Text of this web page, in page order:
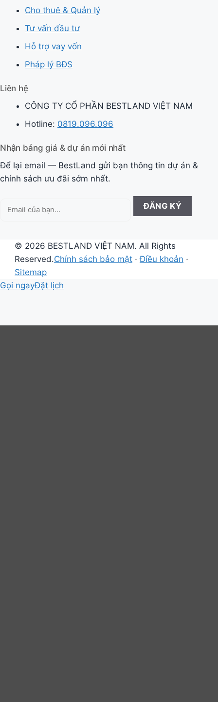
Cho thuê & Quản lý
Tư vấn đầu tư
Hỗ trợ vay vốn
Pháp lý BĐS
Liên hệ
CÔNG TY CỔ PHẦN BESTLAND VIỆT NAM
Hotline: 0819.096.096
Nhận bảng giá & dự án mới nhất
Để lại email — BestLand gửi bạn thông tin dự án &
chính sách ưu đãi sớm nhất.
của
ĐĂNG KÝ
© 2026 BESTLAND VIỆT NAM. All Rights
Reserved.Chính sách bảo mật · Điều khoản ·
Sitemap
Gọi ngayĐặt lịch